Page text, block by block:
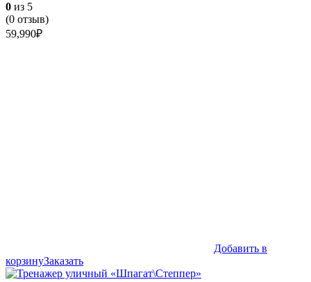
0 из 5
(0 отзыв)
59,990₽
Добавить в
корзинуЗаказать